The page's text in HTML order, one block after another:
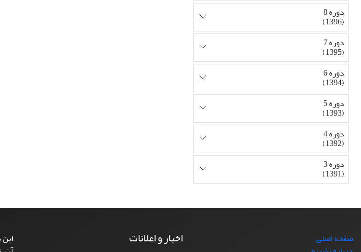
دوره 8
(1396)
دوره 7
(1395)
دوره 6
(1394)
دوره 5
(1393)
دوره 4
(1392)
دوره 3
(1391)
صفحه اصلی
اخبار و اعلانات